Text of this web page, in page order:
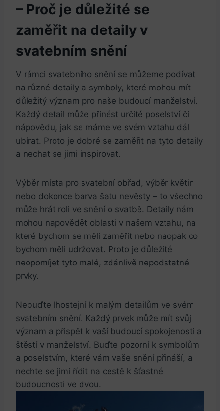
– Proč je důležité se
zaměřit na detaily v
svatebním snění
V rámci svatebního snění ⁤se můžeme podívat
na různé detaily a symboly, které mohou mít
důležitý význam pro naše budoucí manželství.
Každý detail ‍může přinést určité poselství či
‍nápovědu, ⁤jak se máme ve svém vztahu dál
ubírat. Proto​ je dobré se zaměřit na tyto detaily
a nechat se jimi inspirovat.
Výběr místa pro svatební ‍obřad, výběr⁣ květin
⁢nebo⁣ dokonce barva šatu⁢ nevěsty – to všechno
může hrát roli ve⁣ snění o svatbě.⁤ Detaily nám
mohou⁢ napovědět oblasti v našem vztahu, ‍na
které ‌bychom se měli zaměřit nebo naopak co ​
bychom měli udržovat. Proto je důležité
neopomíjet tyto malé, zdánlivě nepodstatné
prvky.
Nebuďte lhostejní k malým detailům ve svém
svatebním snění. Každý prvek může mít svůj
význam a⁣ přispět k vaší budoucí spokojenosti ‍a⁢
štěstí v manželství. Buďte ⁤pozorní k ‌symbolům
a poselstvím, které vám vaše snění přináší, a
nechte se jimi řídit na cestě k šťastné
budoucnosti ve dvou.